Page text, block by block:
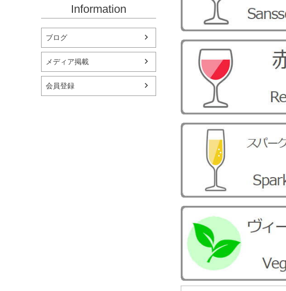
Information
ブログ
メディア掲載
会員登録